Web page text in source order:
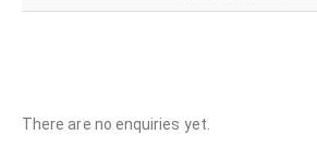
There are no enquiries yet.